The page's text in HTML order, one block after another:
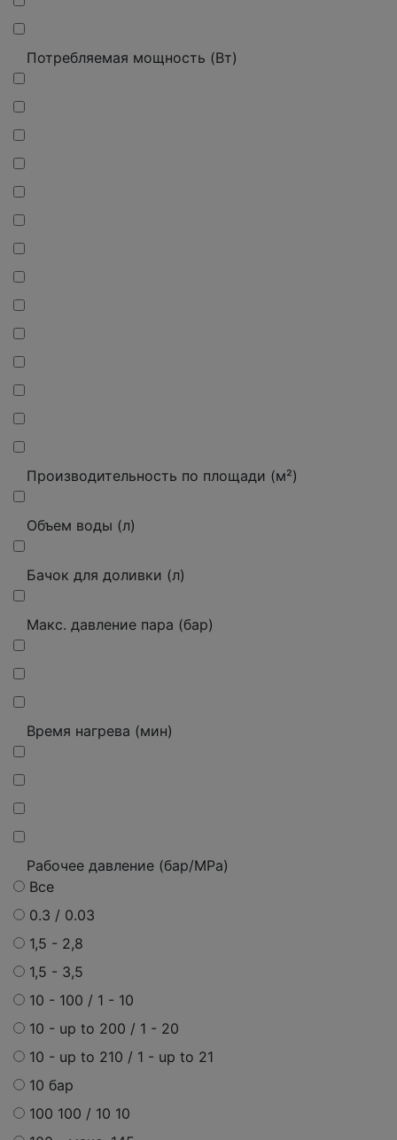
Потребляемая мощность (Вт)
Производительность по площади (м²)
Объем воды (л)
Бачок для доливки (л)
Макс. давление пара (бар)
Время нагрева (мин)
Рабочее давление (бар/MPa)
Все
0.3 / 0.03
1,5 - 2,8
1,5 - 3,5
10 - 100 / 1 - 10
10 - up to 200 / 1 - 20
10 - up to 210 / 1 - up to 21
10 бар
100 100 / 10 10